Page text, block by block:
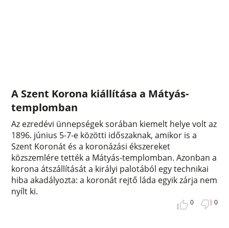
A Szent Korona kiállítása a Mátyás-
templomban
Az ezredévi ünnepségek sorában kiemelt helye volt az
1896. június 5-7-e közötti időszaknak, amikor is a
Szent Koronát és a koronázási ékszereket
közszemlére tették a Mátyás-templomban. Azonban a
korona átszállítását a királyi palotából egy technikai
hiba akadályozta: a koronát rejtő láda egyik zárja nem
nyílt ki.
0 0